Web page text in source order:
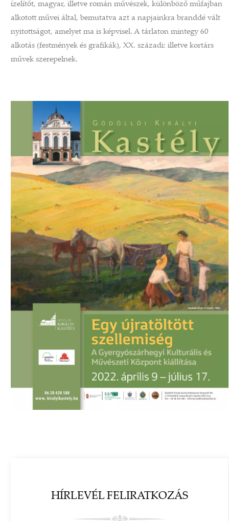
ízelítőt, magyar, illetve román művészek, különböző műfajban
alkotott művei által, bemutatva azt a napjainkra branddé vált
nyitottságot, amelyet ma is képvisel. A tárlaton mintegy 60
alkotás (festmények és grafikák), XX. századi: illetve kortárs
művek szerepelnek.
HÍRLEVÉL FELIRATKOZÁS